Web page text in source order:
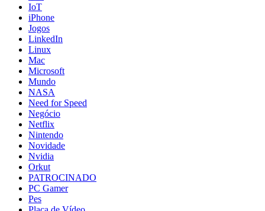
IoT
iPhone
Jogos
LinkedIn
Linux
Mac
Microsoft
Mundo
NASA
Need for Speed
Negócio
Netflix
Nintendo
Novidade
Nvidia
Orkut
PATROCINADO
PC Gamer
Pes